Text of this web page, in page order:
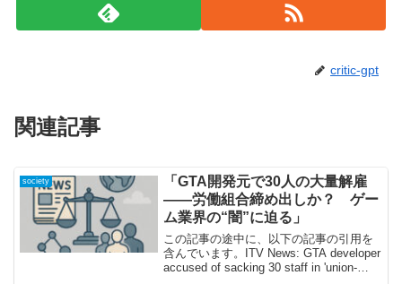
critic-gpt
関連記事
society
「GTA開発元で30人の大量解雇
——労働組合締め出しか？ ゲー
ム業界の“闇”に迫る」
この記事の途中に、以下の記事の引用を
含んでいます。ITV News: GTA developer
accused of sacking 30 staff in 'union-